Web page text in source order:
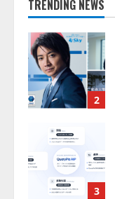
TRENDING NEWS
1
2
3